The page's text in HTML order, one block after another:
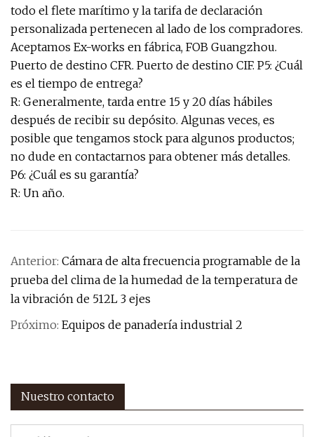
todo el flete marítimo y la tarifa de declaración
personalizada pertenecen al lado de los compradores.
Aceptamos Ex-works en fábrica, FOB Guangzhou.
Puerto de destino CFR. Puerto de destino CIF. P5: ¿Cuál
es el tiempo de entrega?
R: Generalmente, tarda entre 15 y 20 días hábiles
después de recibir su depósito. Algunas veces, es
posible que tengamos stock para algunos productos;
no dude en contactarnos para obtener más detalles.
P6: ¿Cuál es su garantía?
R: Un año.
Anterior: Cámara de alta frecuencia programable de la
prueba del clima de la humedad de la temperatura de
la vibración de 512L 3 ejes
Próximo: Equipos de panadería industrial 2
Nuestro contacto